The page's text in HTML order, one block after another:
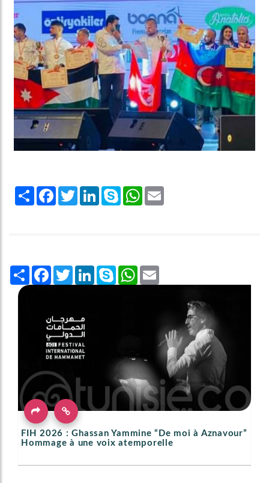
Share Facebook
TwitterLinkedInSkype WhatsApp
Share Facebook
TwitterLinkedInSkype WhatsApp
FIH 2026 : Ghassan Yammine “De moi à Aznavour”
Hommage à une voix atemporelle